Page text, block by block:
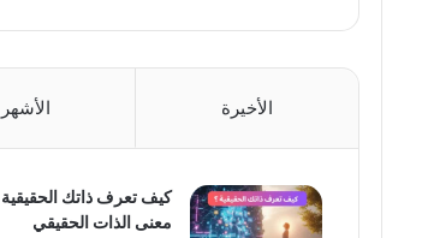
الأخيرة الأشهر
كيف تعرف ذاتك الحقيقية |
معنى الذات الحقيقي